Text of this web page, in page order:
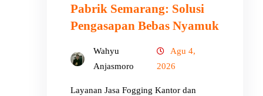
Pabrik Semarang: Solusi
Pengasapan Bebas Nyamuk
Wahyu
Anjasmoro
Agu 4,
2026
Layanan Jasa Fogging Kantor dan